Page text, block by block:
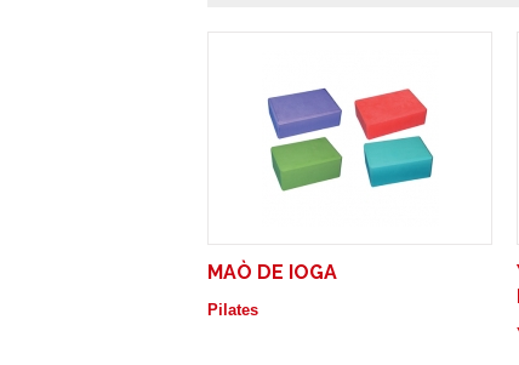
MAÒ DE IOGA
Pilates